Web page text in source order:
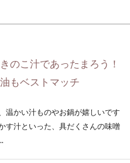
のこ汁であったまろう！
もベストマッチ
温かい汁ものやお鍋が嬉しいです
す汁といった、具だくさんの味噌